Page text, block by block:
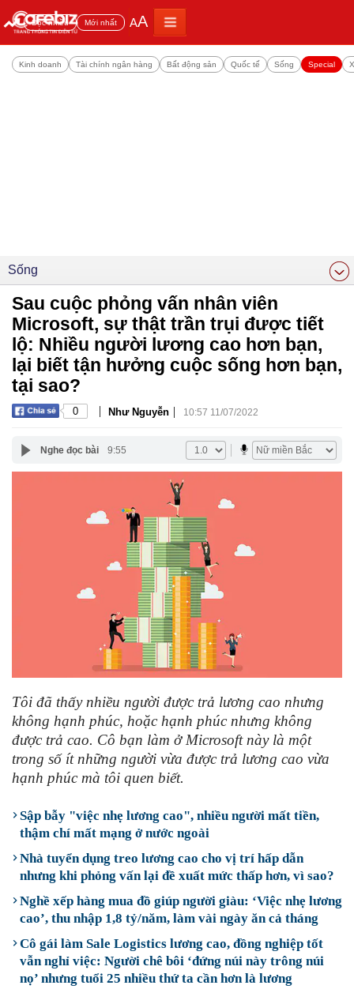
Đọc nhiều Mới nhất AA
Kinh doanh Tài chính ngân hàng Bất động sản Quốc tế Sống Special
Sống
Sau cuộc phỏng vấn nhân viên
Microsoft, sự thật trần trụi được tiết
lộ: Nhiều người lương cao hơn bạn,
lại biết tận hưởng cuộc sống hơn bạn,
tại sao?
0 | Như Nguyễn | 10:57 11/07/2022
Nghe đọc bài 9:55
Tôi đã thấy nhiều người được trả lương cao nhưng
không hạnh phúc, hoặc hạnh phúc nhưng không
được trả cao. Cô bạn làm ở Microsoft này là một
trong số ít những người vừa được trả lương cao vừa
hạnh phúc mà tôi quen biết.
Sập bẫy "việc nhẹ lương cao", nhiều người mất tiền,
thậm chí mất mạng ở nước ngoài
Nhà tuyển dụng treo lương cao cho vị trí hấp dẫn
nhưng khi phỏng vấn lại đề xuất mức thấp hơn, vì sao?
Nghề xếp hàng mua đồ giúp người giàu: ‘Việc nhẹ lương
cao’, thu nhập 1,8 tỷ/năm, làm vài ngày ăn cả tháng
Cô gái làm Sale Logistics lương cao, đồng nghiệp tốt
vẫn nghỉ việc: Người chê bôi ‘đứng núi này trông núi
nọ’ nhưng tuổi 25 nhiều thứ ta cần hơn là lương